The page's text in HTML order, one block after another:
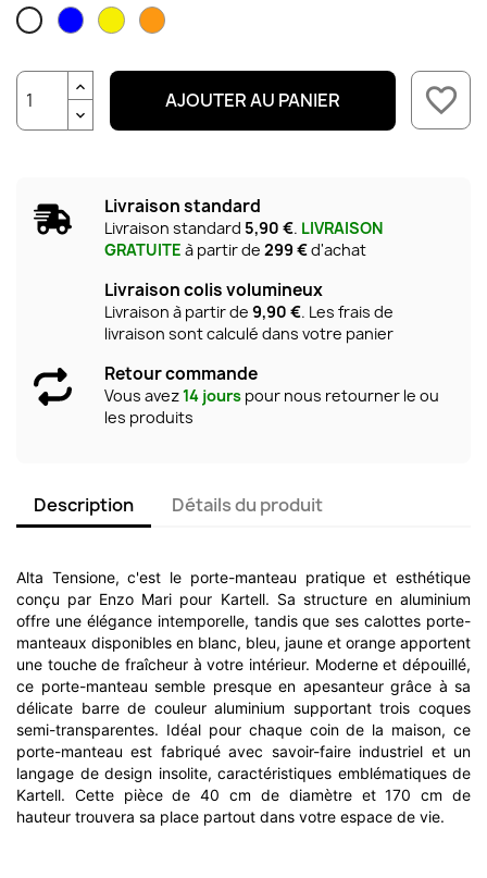
BlancBleu JauneOrange
AJOUTER AU PANIER favorite_border
Livraison standard
Livraison standard 5,90 €. LIVRAISON
GRATUITE à partir de 299 €d'achat
Livraison colis volumineux
Livraison à partir de 9,90 €. Les frais de
livraison sont calculé dans votre panier
Retour commande
Vous avez14 jours pour nous retourner le ou
les produits
Description Détails du produit
Alta Tensione, c'est le porte-manteau pratique et esthétique
conçu par Enzo Mari pour Kartell. Sa structure en aluminium
offre une élégance intemporelle, tandis que ses calottes porte-
manteaux disponibles en blanc, bleu, jaune et orange apportent
une touche de fraîcheur à votre intérieur. Moderne et dépouillé,
ce porte-manteau semble presque en apesanteur grâce à sa
délicate barre de couleur aluminium supportant trois coques
semi-transparentes. Idéal pour chaque coin de la maison, ce
porte-manteau est fabriqué avec savoir-faire industriel et un
langage de design insolite, caractéristiques emblématiques de
Kartell. Cette pièce de 40 cm de diamètre et 170 cm de
hauteur trouvera sa place partout dans votre espace de vie.